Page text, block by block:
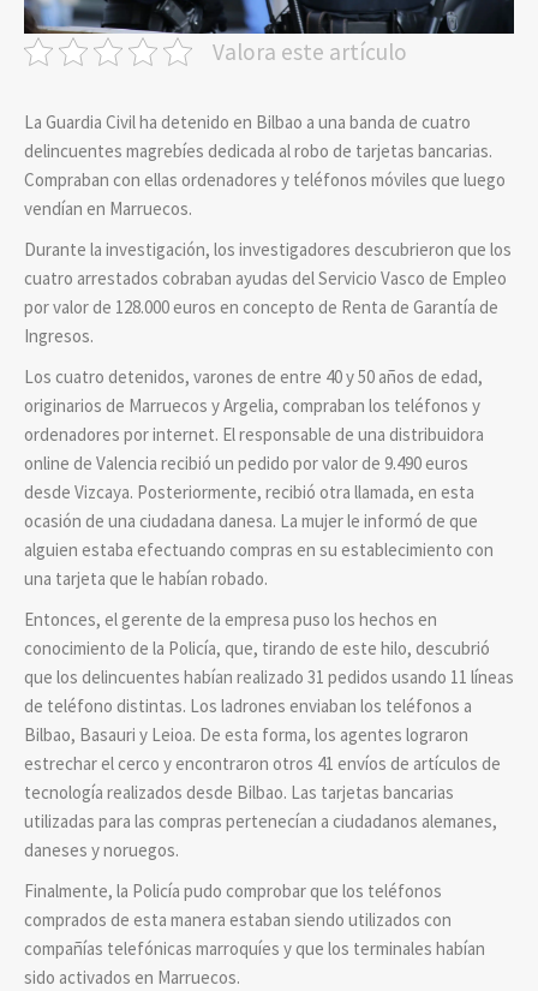
Valora este artículo
La Guardia Civil ha detenido en Bilbao a una banda de cuatro
delincuentes magrebíes dedicada al robo de tarjetas bancarias.
Compraban con ellas ordenadores y teléfonos móviles que luego
vendían en Marruecos.
Durante la investigación, los investigadores descubrieron que los
cuatro arrestados cobraban ayudas del Servicio Vasco de Empleo
por valor de 128.000 euros en concepto de Renta de Garantía de
Ingresos.
Los cuatro detenidos, varones de entre 40 y 50 años de edad,
originarios de Marruecos y Argelia, compraban los teléfonos y
ordenadores por internet. El responsable de una distribuidora
online de Valencia recibió un pedido por valor de 9.490 euros
desde Vizcaya. Posteriormente, recibió otra llamada, en esta
ocasión de una ciudadana danesa. La mujer le informó de que
alguien estaba efectuando compras en su establecimiento con
una tarjeta que le habían robado.
Entonces, el gerente de la empresa puso los hechos en
conocimiento de la Policía, que, tirando de este hilo, descubrió
que los delincuentes habían realizado 31 pedidos usando 11 líneas
de teléfono distintas. Los ladrones enviaban los teléfonos a
Bilbao, Basauri y Leioa. De esta forma, los agentes lograron
estrechar el cerco y encontraron otros 41 envíos de artículos de
tecnología realizados desde Bilbao. Las tarjetas bancarias
utilizadas para las compras pertenecían a ciudadanos alemanes,
daneses y noruegos.
Finalmente, la Policía pudo comprobar que los teléfonos
comprados de esta manera estaban siendo utilizados con
compañías telefónicas marroquíes y que los terminales habían
sido activados en Marruecos.